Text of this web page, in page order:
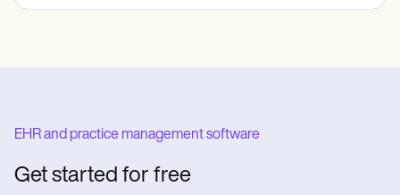
EHR and practice management software
Get started for free